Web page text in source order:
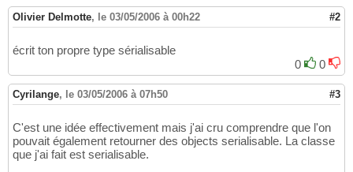
Olivier Delmotte, le 03/05/2006 à 00h22 #2
écrit ton propre type sérialisable
0
0
Cyrilange, le 03/05/2006 à 07h50 #3
C'est une idée effectivement mais j'ai cru comprendre que l'on
pouvait également retourner des objects serialisable. La classe
que j'ai fait est serialisable.